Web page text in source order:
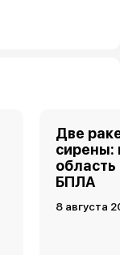
Две
сирены:
БПЛА
8 августа